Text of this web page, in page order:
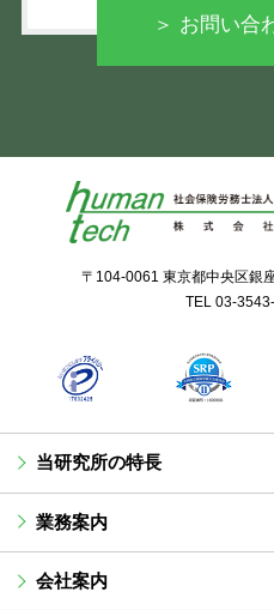
＞ お問い合
〒104-0061 東京都中央区銀
TEL 03-
当研究所の特長
業務案内
会社案内